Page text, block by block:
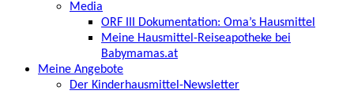
Media
ORF III Dokumentation: Oma’s Hausmittel
Meine Hausmittel-Reiseapotheke bei
Babymamas.at
Meine Angebote
Der Kinderhausmittel-Newsletter